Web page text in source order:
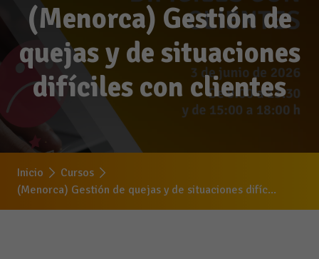
(Menorca) Gestión de
quejas y de situaciones
difíciles con clientes
Inicio
Cursos
(Menorca) Gestión de quejas y de situaciones difíc...